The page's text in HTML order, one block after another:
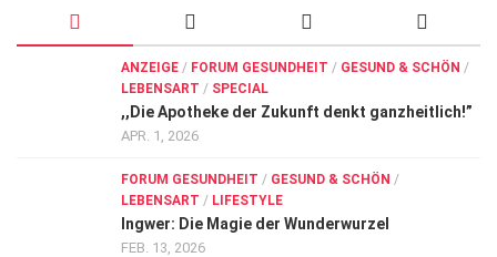
ANZEIGE / FORUM GESUNDHEIT / GESUND & SCHÖN /
LEBENSART / SPECIAL
,,Die Apotheke der Zukunft denkt ganzheitlich!”
APR. 1, 2026
FORUM GESUNDHEIT / GESUND & SCHÖN /
LEBENSART / LIFESTYLE
Ingwer: Die Magie der Wunderwurzel
FEB. 13, 2026